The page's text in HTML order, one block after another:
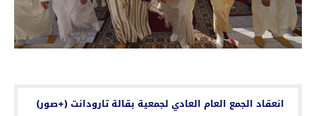
انعقاد الجمع العام العادي لجمعية بقالة تارودانت (+صور)